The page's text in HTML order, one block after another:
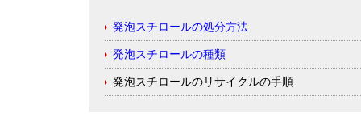
発泡スチロールの処分方法
発泡スチロールの種類
発泡スチロールのリサイクルの手順